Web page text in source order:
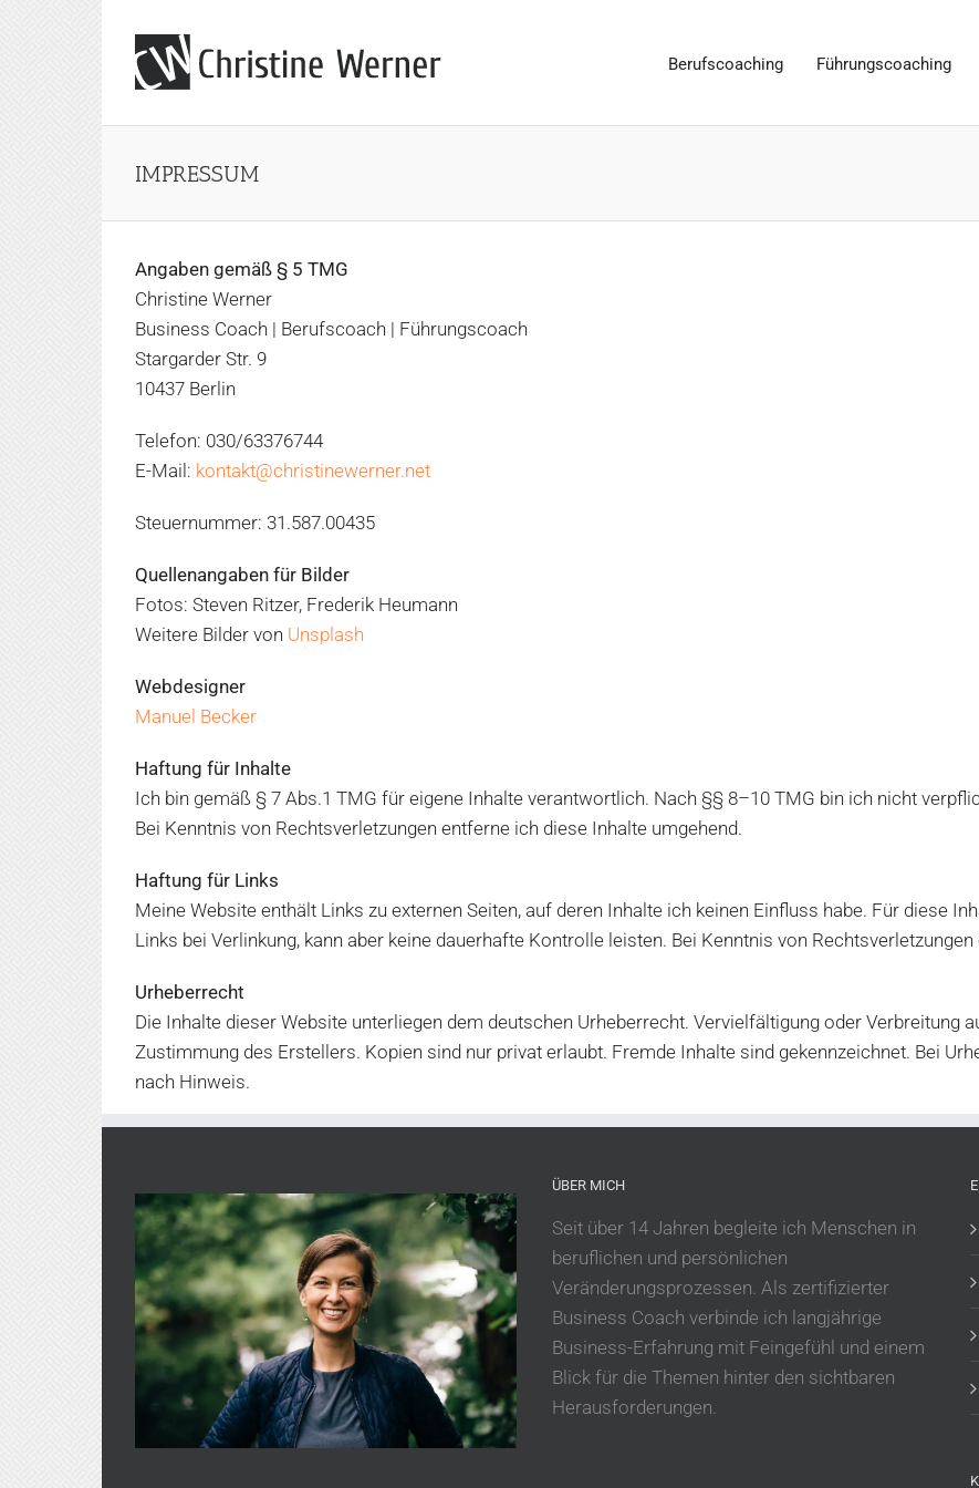
Berufscoaching Führungscoaching
IMPRESSUM
Angaben gemäß § 5 TMG
Christine Werner
Business Coach | Berufscoach | Führungscoach
Stargarder Str. 9
10437 Berlin
Telefon: 030/63376744
E-Mail: kontakt@christinewerner.net
Steuernummer: 31.587.00435
Quellenangaben für Bilder
Fotos: Steven Ritzer, Frederik Heumann
Weitere Bilder von Unsplash
Webdesigner
Manuel Becker
Haftung für Inhalte
Ich bin gemäß § 7 Abs.1 TMG für eigene Inhalte verantwortlich. Nach §§ 8–10 TMG bin ich nicht
Bei Kenntnis von Rechtsverletzungen entferne ich diese Inhalte umgehend.
Haftung für Links
Meine Website enthält Links zu externen Seiten, auf deren Inhalte ich keinen Einfluss habe. Für diese
Links bei Verlinkung, kann aber keine dauerhafte Kontrolle leisten. Bei Kenntnis von
Urheberrecht
Die Inhalte dieser Website unterliegen dem deutschen Urheberrecht. Vervielfältigung oder Verbreitung
Zustimmung des Erstellers. Kopien sind nur privat erlaubt. Fremde Inhalte sind gekennzeichnet. Bei
nach Hinweis.
ÜBER MICH
Seit über 14 Jahren begleite ich Menschen in
beruflichen und persönlichen
Veränderungsprozessen. Als zertifizierter
Business Coach verbinde ich langjährige
Business-Erfahrung mit Feingefühl und einem
Blick für die Themen hinter den sichtbaren
Herausforderungen.